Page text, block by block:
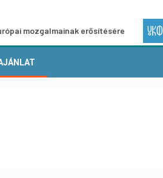
erősítésére